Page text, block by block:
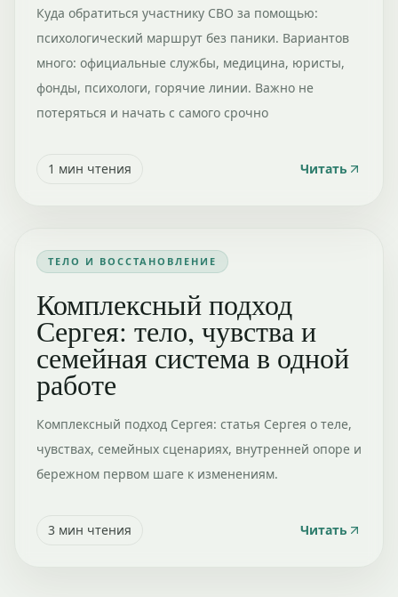
Куда обратиться участнику СВО за помощью:
психологический маршрут без паники. Вариантов
много: официальные службы, медицина, юристы,
фонды, психологи, горячие линии. Важно не
потеряться и начать с самого срочно
1 мин чтения Читать
ТЕЛО И ВОССТАНОВЛЕНИЕ
Комплексный подход
Сергея: тело, чувства и
семейная система в одной
работе
Комплексный подход Сергея: статья Сергея о теле,
чувствах, семейных сценариях, внутренней опоре и
бережном первом шаге к изменениям.
3 мин чтения Читать